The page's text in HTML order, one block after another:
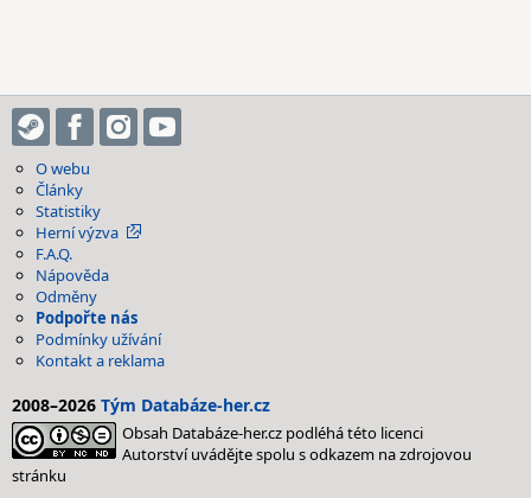
O webu
Články
Statistiky
Herní výzva
F.A.Q.
Nápověda
Odměny
Podpořte nás
Podmínky užívání
Kontakt a reklama
2008–2026 Tým Databáze-her.cz
Obsah Databáze-her.cz podléhá této licenci
Autorství uvádějte spolu s odkazem na zdrojovou
stránku